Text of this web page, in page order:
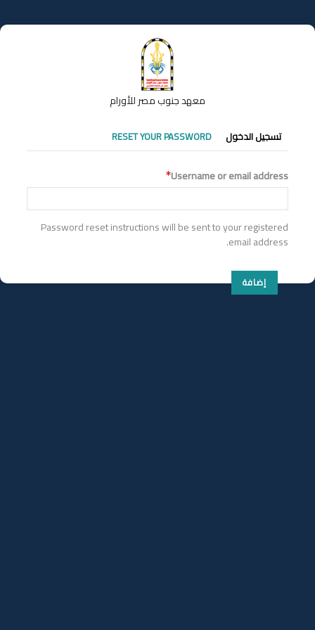
إلى
المحتوى
معهد جنوب مصر للأورام
التبويبات
الأساسية
تسجيل الدخول RESET YOUR PASSWORD
Username or email address
Password reset instructions will be sent to your registered
email address.